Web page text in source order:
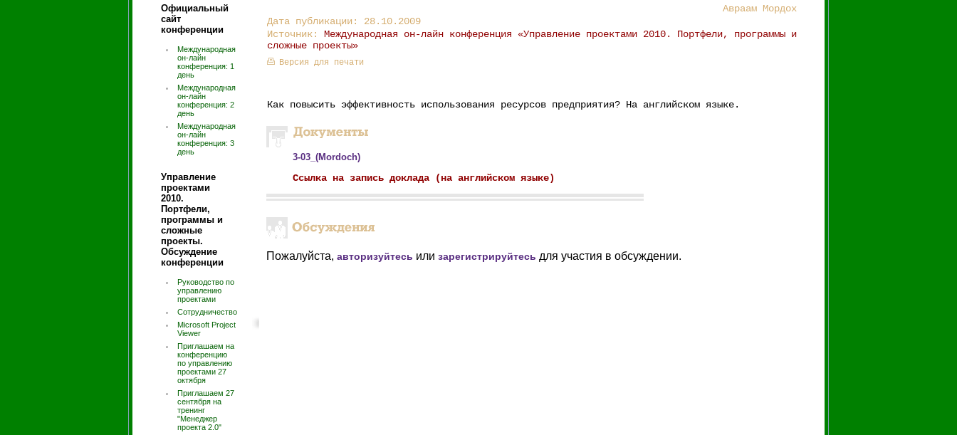
Официальный
сайт
конференции
Международная
он-лайн
конференция: 1
день
Международная
он-лайн
конференция: 2
день
Международная
он-лайн
конференция: 3
день
Управление
проектами
2010.
Портфели,
программы и
сложные
проекты.
Обсуждение
конференции
Руководство по
управлению
проектами
Сотрудничество
Microsoft Project
Viewer
Приглашаем на
конференцию
по управлению
проектами 27
октября
Приглашаем 27
сентября на
тренинг
"Менеджер
проекта 2.0"
Авраам Мордох
Дата публикации: 28.10.2009
Источник: Международная он-лайн конференция «Управление проектами 2010. Портфели, программы и
сложные проекты»
Версия для печати
Как повысить эффективность использования ресурсов предприятия? На английском языке.
3-03_(Mordoch)
Ссылка на запись доклада (на английском языке)
Пожалуйста, авторизуйтесь или зарегистрируйтесь для участия в обсуждении.